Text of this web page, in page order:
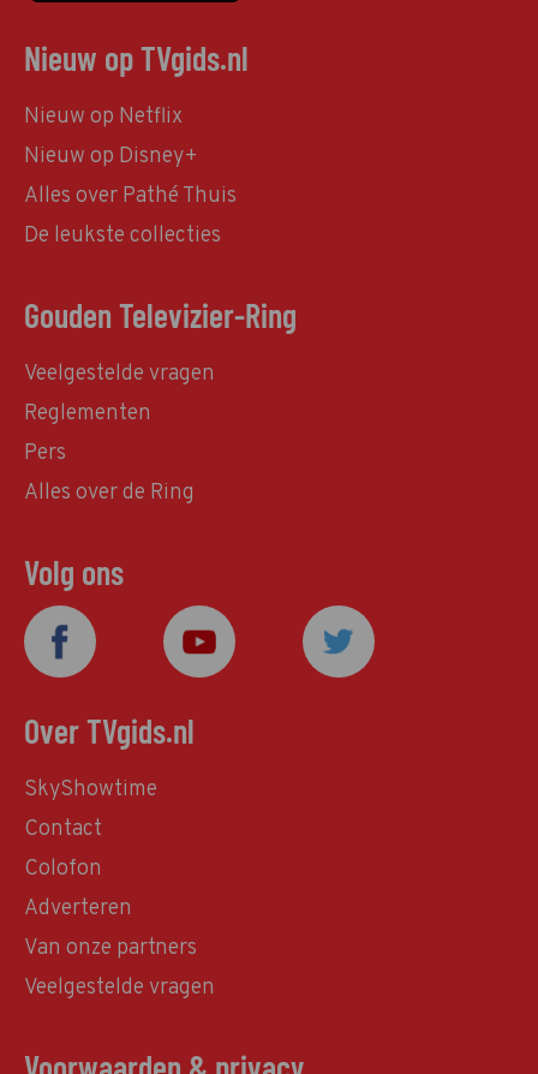
Nieuw op TVgids.nl
Nieuw op Netflix
Nieuw op Disney+
Alles over Pathé Thuis
De leukste collecties
Gouden Televizier-Ring
Veelgestelde vragen
Reglementen
Pers
Alles over de Ring
Volg ons
Over TVgids.nl
SkyShowtime
Contact
Colofon
Adverteren
Van onze partners
Veelgestelde vragen